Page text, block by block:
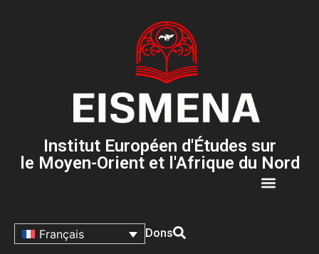
Institut Européen d'Études sur
le Moyen-Orient et l'Afrique du Nord
Français Dons